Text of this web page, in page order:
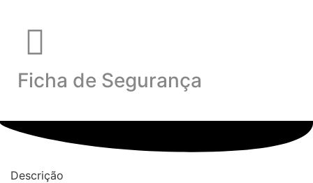
Ficha de Segurança
Descrição